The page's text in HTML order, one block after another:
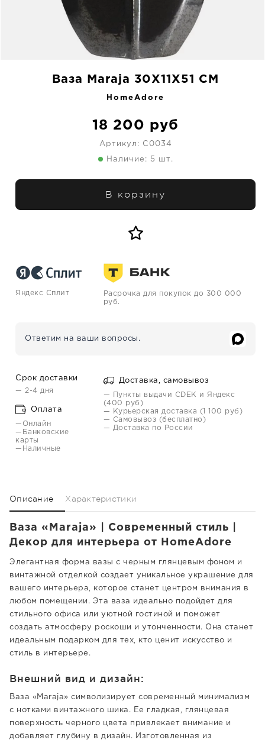
Ваза Maraja 30X11X51 CM
HomeAdore
18 200 руб
Артикул: C0034
Наличие: 5 шт.
В корзину
Яндекс Сплит
Расрочка для покупок до 300 000
руб.
Ответим на ваши вопросы.
Срок доставки
— 2-4 дня
Оплата
—Онлайн
—Банковские
карты
—Наличные
Доставка, самовывоз
— Пункты выдачи CDEK и Яндекс
(400 руб)
— Курьерская доставка (1 100 руб)
— Самовывоз (бесплатно)
— Доставка по России
Описание Характеристики
Ваза «Maraja» | Современный стиль |
Декор для интерьера от HomeAdore
Элегантная форма вазы с черным глянцевым фоном и
винтажной отделкой создает уникальное украшение для
вашего интерьера, которое станет центром внимания в
любом помещении. Эта ваза идеально подойдет для
стильного офиса или уютной гостиной и поможет
создать атмосферу роскоши и утонченности. Она станет
идеальным подарком для тех, кто ценит искусство и
стиль в интерьере.
Внешний вид и дизайн:
Ваза «Maraja» символизирует современный минимализм
с нотками винтажного шика. Ее гладкая, глянцевая
поверхность черного цвета привлекает внимание и
добавляет глубину в дизайн. Изготовленная из